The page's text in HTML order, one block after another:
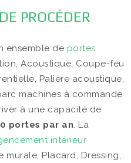
PROCÉDER
ensemble de portes
Acoustique, Coupe-feu
Palière acoustique,
machines à commande
à une capacité de
portes par an. La
intérieur
murale, Placard, Dressing,